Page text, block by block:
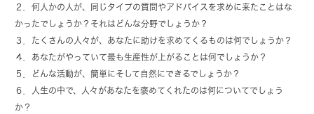
２．何人かの人が、同じタイプの質問やアドバイスを求めに来たことはな
かったでしょうか？それはどんな分野でしょうか？
３．たくさんの人々が、あなたに助けを求めてくるものは何でしょうか？
４．あなたがやっていて最も生産性が上がることは何でしょうか？
５．どんな活動が、簡単にそして自然にできるでしょうか？
６．人生の中で、人々があなたを褒めてくれたのは何についてでしょう
か？